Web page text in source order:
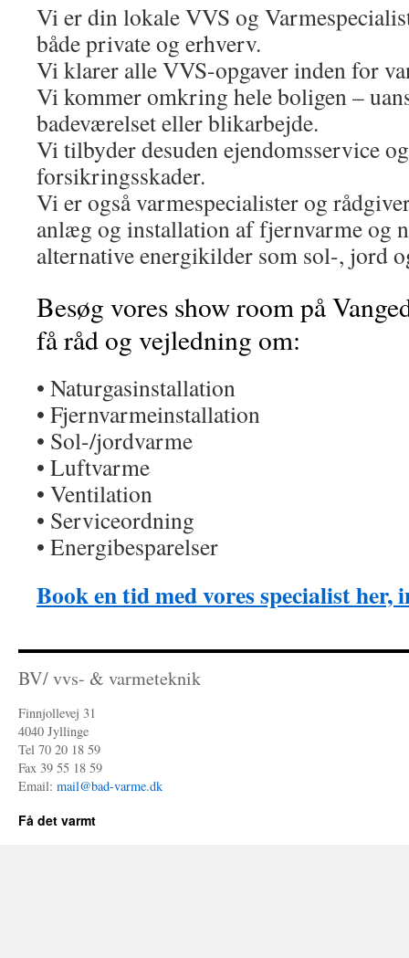
Vi er din lokale VVS og
både private og erhverv.
Vi klarer alle VVS-opgaver inden for
Vi kommer omkring hele boligen –
badeværelset eller blikarbejde.
Vi tilbyder desuden ejendomsservice
forsikringsskader.
Vi er også varmespecialister og
anlæg og installation af fjernvarme og
alternative energikilder som sol-, jord
Besøg vores show room på
få råd og vejledning om:
• Naturgasinstallation
• Fjernvarmeinstallation
• Sol-/jordvarme
• Luftvarme
• Ventilation
• Serviceordning
• Energibesparelser
Book en tid med vores specialist her,
BV/ vvs- & varmeteknik
Finnjollevej 31
4040 Jyllinge
Tel 70 20 18 59
Fax 39 55 18 59
Email: mail@bad-varme.dk
Få det varmt